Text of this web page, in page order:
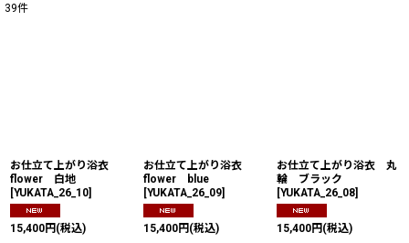
39件
お仕立て上がり浴衣
flower 白地
[YUKATA_26_10]
15,400円 (税込)
お仕立て上がり浴衣
flower blue
[YUKATA_26_09]
15,400円 (税込)
お仕立て上がり浴衣 丸
輪 ブラック
[YUKATA_26_08]
15,400円 (税込)